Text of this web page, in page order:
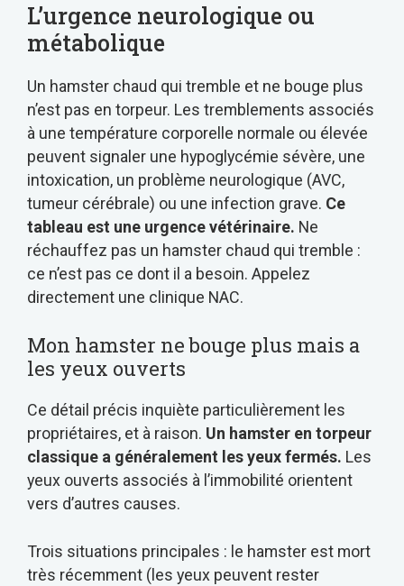
L’urgence neurologique ou
métabolique
Un hamster chaud qui tremble et ne bouge plus
n’est pas en torpeur. Les tremblements associés
à une température corporelle normale ou élevée
peuvent signaler une hypoglycémie sévère, une
intoxication, un problème neurologique (AVC,
tumeur cérébrale) ou une infection grave. Ce
tableau est une urgence vétérinaire. Ne
réchauffez pas un hamster chaud qui tremble :
ce n’est pas ce dont il a besoin. Appelez
directement une clinique NAC.
Mon hamster ne bouge plus mais a
les yeux ouverts
Ce détail précis inquiète particulièrement les
propriétaires, et à raison. Un hamster en torpeur
classique a généralement les yeux fermés. Les
yeux ouverts associés à l’immobilité orientent
vers d’autres causes.
Trois situations principales : le hamster est mort
très récemment (les yeux peuvent rester